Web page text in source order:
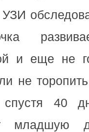
УЗИ
и еще не
не
спустя 40
младшую